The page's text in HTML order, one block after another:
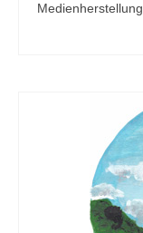
Medienherstellung